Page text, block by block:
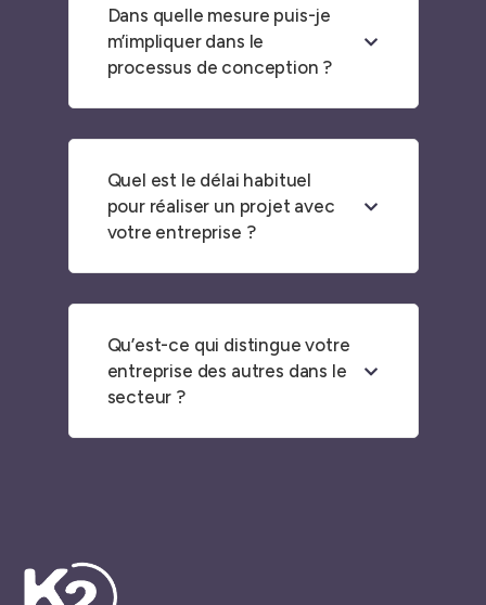
Dans quelle mesure puis-je
m’impliquer dans le
processus de conception ?
Quel est le délai habituel
pour réaliser un projet avec
votre entreprise ?
Qu’est-ce qui distingue votre
entreprise des autres dans le
secteur ?